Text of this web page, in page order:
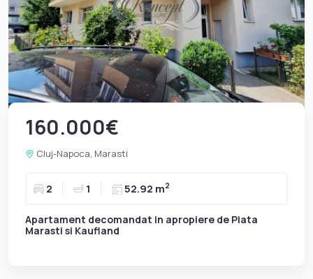
160.000€
Cluj-Napoca, Marasti
2 1 52.92 m2
Apartament decomandat in apropiere de Piata
Marasti si Kaufland